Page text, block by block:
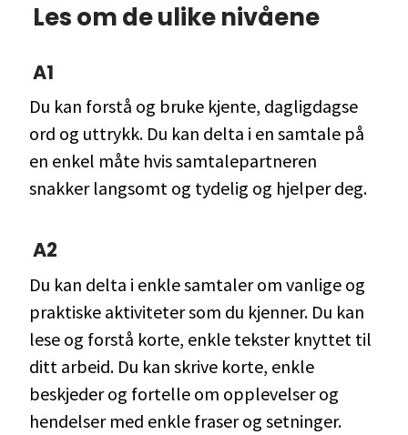
Les om de ulike nivåene
A1
Du kan forstå og bruke kjente, dagligdagse
ord og uttrykk. Du kan delta i en samtale på
en enkel måte hvis samtalepartneren
snakker langsomt og tydelig og hjelper deg.
A2
Du kan delta i enkle samtaler om vanlige og
praktiske aktiviteter som du kjenner. Du kan
lese og forstå korte, enkle tekster knyttet til
ditt arbeid. Du kan skrive korte, enkle
beskjeder og fortelle om opplevelser og
hendelser med enkle fraser og setninger.